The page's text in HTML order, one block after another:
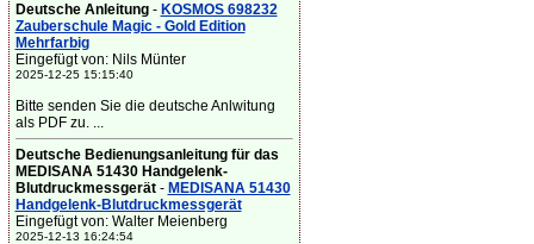
Deutsche Anleitung- KOSMOS 698232
Zauberschule Magic - Gold Edition
Mehrfarbig
Eingefügt von: Nils Münter
2025-12-25 15:15:40
Bitte senden Sie die deutsche Anlwitung
als PDF zu. ...
Deutsche Bedienungsanleitung für das
MEDISANA 51430 Handgelenk-
Blutdruckmessgerät- MEDISANA 51430
Handgelenk-Blutdruckmessgerät
Eingefügt von: Walter Meienberg
2025-12-13 16:24:54